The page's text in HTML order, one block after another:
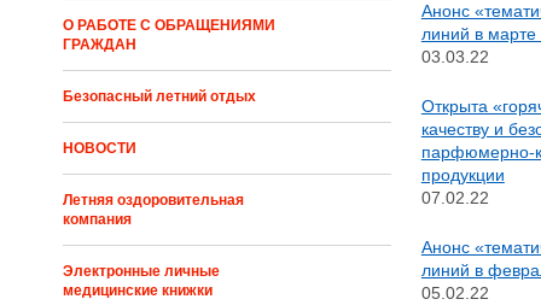
О РАБОТЕ С ОБРАЩЕНИЯМИ
ГРАЖДАН
Безопасный летний отдых
НОВОСТИ
Летняя оздоровительная
компания
Электронные личные
медицинские книжки
Анонс
линий в марте
03.03.22
Открыта
качеству и
парфюмерно-
продукции
07.02.22
Анонс
линий в
05.02.22